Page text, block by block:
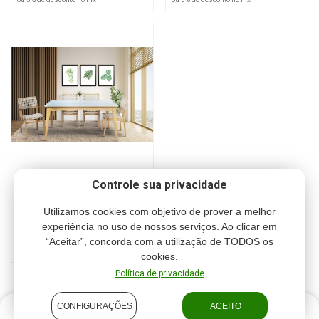
Controle sua privacidade
Utilizamos cookies com objetivo de prover a melhor
experiência no uso de nossos serviços. Ao clicar em
“Aceitar”, concorda com a utilização de TODOS os
cookies.
Política de privacidade
CONFIGURAÇÕES ACEITO
A80 x L64 x P80
FOTO MERAMENTE ILUSTRATIVA, MESA E OUTROS OBJETOS
NÃO FAZEM PARTE DO PRODUTO
FRETE: O valor do frete é 20% do valor do pedido e é enviado via
transportadora. ( para Rio Grande não possui frete )
R$ 2.590,00
ou 6 x R$ 431,67